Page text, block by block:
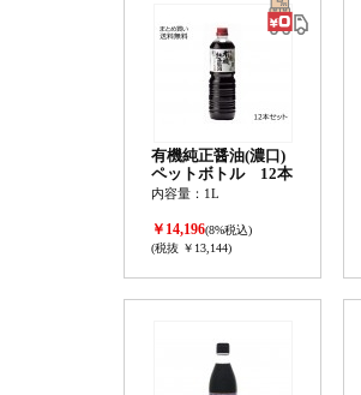
有機純正醤油(濃口)
ペットボトル 12本
セット
内容量：1L
￥14,196(8%税込)
(税抜 ￥13,144)